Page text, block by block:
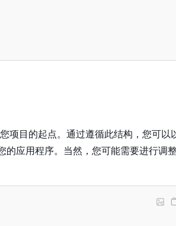
项目的起点。通过遵循此结构，您可以
应用程序。当然，您可能需要进行调